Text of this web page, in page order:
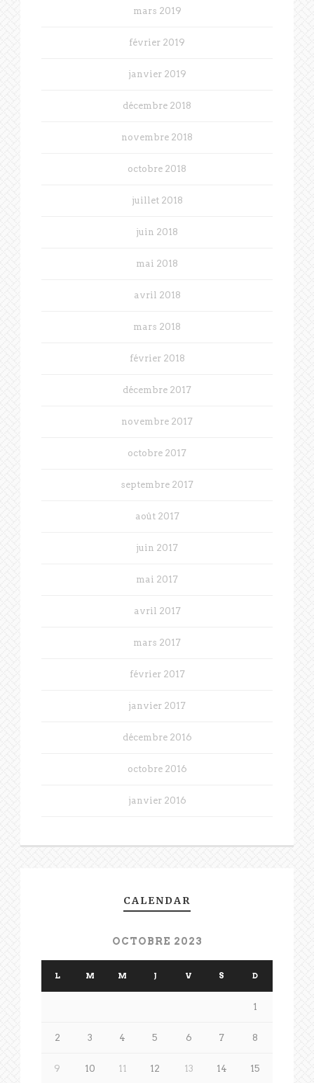
mars 2019
février 2019
janvier 2019
décembre 2018
novembre 2018
octobre 2018
juillet 2018
juin 2018
mai 2018
avril 2018
mars 2018
février 2018
décembre 2017
novembre 2017
octobre 2017
septembre 2017
août 2017
juin 2017
mai 2017
avril 2017
mars 2017
février 2017
janvier 2017
décembre 2016
octobre 2016
janvier 2016
CALENDAR
OCTOBRE 2023
L M M J V S D
1
2 3 4 5 6 7 8
9 10 11 12 13 14 15